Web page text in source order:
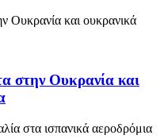
στην Ουκρανία και